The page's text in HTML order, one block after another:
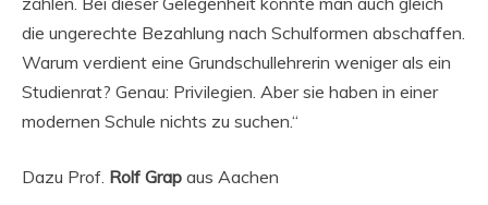
die ungerechte Bezahlung nach Schulformen abschaffen.
Warum verdient eine Grundschullehrerin weniger als ein
Studienrat? Genau: Privilegien. Aber sie haben in einer
modernen Schule nichts zu suchen.“
Dazu Prof. Rolf Grap aus Aachen